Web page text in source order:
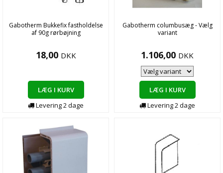
Gabotherm Bukkefix fastholdelse
af 90g rørbøjning
18,00 DKK
LÆG I KURV
Levering2dage
Gabotherm columbusæg - Vælg
variant
1.106,00 DKK
LÆG I KURV
Levering2dage